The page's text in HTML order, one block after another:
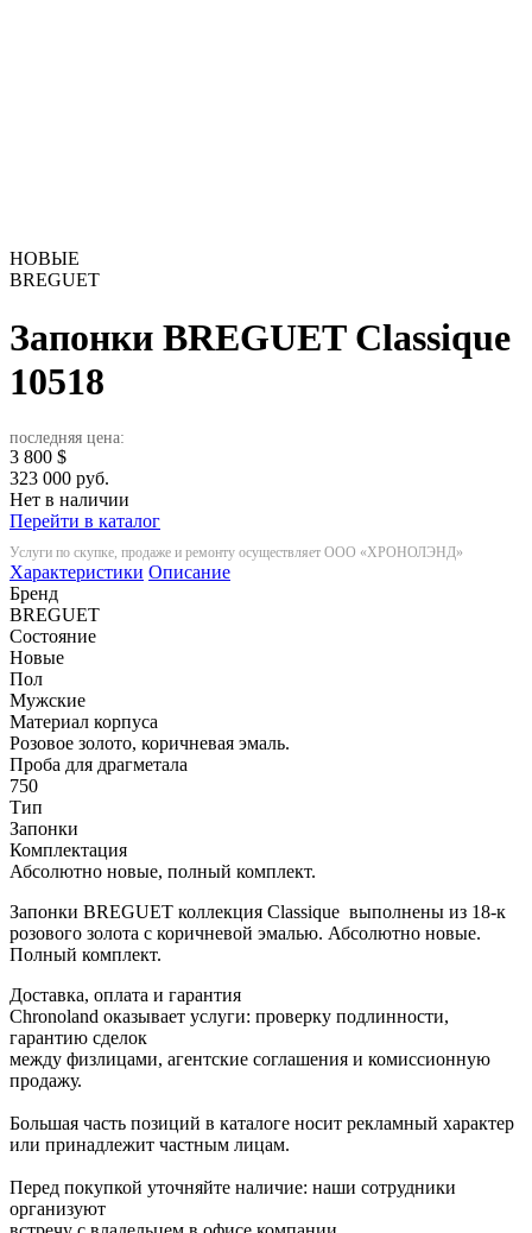
НОВЫЕ
BREGUET
Запонки BREGUET Classique
10518
последняя цена:
3 800 $
323 000 руб.
Нет в наличии
Перейти в каталог
Услуги по скупке, продаже и ремонту осуществляет ООО «ХРОНОЛЭНД»
Характеристики Описание
Бренд
BREGUET
Состояние
Новые
Пол
Мужские
Материал корпуса
Розовое золото, коричневая эмаль.
Проба для драгметала
750
Тип
Запонки
Комплектация
Абсолютно новые, полный комплект.
Запонки BREGUET коллекция Classique выполнены из 18-к
розового золота с коричневой эмалью. Абсолютно новые.
Полный комплект.
Доставка, оплата и гарантия
Chronoland оказывает услуги: проверку подлинности,
гарантию сделок
между физлицами, агентские соглашения и комиссионную
продажу.
Большая часть позиций в каталоге носит рекламный характер
или принадлежит частным лицам.
Перед покупкой уточняйте наличие: наши сотрудники
организуют